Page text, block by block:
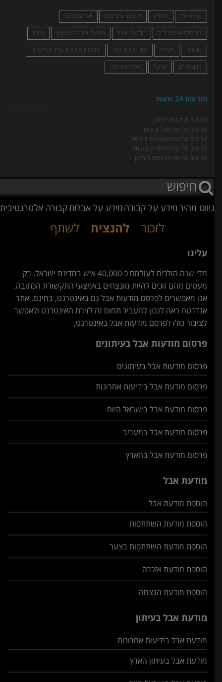
גן שמואל הארץ ידיעות אחרונות
ישראל היום
לזובסקי אסתר ז״ל
מודעות אבל מודעת אזכרה בעיתון
מנוח
מנוחה
מעריב סמי ונסים נופי
פרסום מודעות אבל בעיתונים
קבוצת בזן
שנקר שפיר הנדסה
מודעות 24 שעות
פרסום מודעות בעיתון
פרסום מודעת אבל בעיתון
פרסום מודעה משפטית בעיתון
פרסום מודעה מסחרית בעיתון
פרסום מודעת דרושים בעיתון
ניווט מהירמידע על קבורהמידע על אבלותקבורה אלטרנטיבית
לזכור להנציח לשתף
עלינו
מדי שנה הולכים לעולמם כ-40,000 איש במדינת ישראל. רק
מעטים מהם זוכים להיות מונצחים באמצעי התקשורת הכתובה.
אנו מאפשרים לפרסם מודעות אבל גם באינטרנט, בחינם. אתר
אנדרטה ראה לנכון להעביר תחום זה לזירת האינטרנט ולאפשר
לציבור כולו לפרסם מודעות אבל באינטרנט,
פרסום מודעות אבל בעיתונים
פרסום מודעות אבל בעיתונים
פרסום מודעת אבל בידיעות אחרונות
פרסום מודעת אבל בישראל היום
פרסום מודעת אבל במעריב
פרסום מודעת אבל בהארץ
מודעת אבל
הוספת מודעת אבל
הוספת מודעת השתתפות
הוספת מודעת השתתפות בצער
הוספת מודעת אזכרה
הוספת מודעת הנצחה
מודעת אבל בעיתון
מודעת אבל בידיעות אחרונות
מודעת אבל בעיתון הארץ